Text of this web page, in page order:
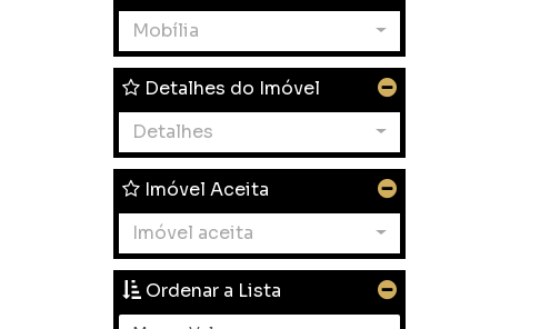
Mobília
Detalhes do Imóvel
Detalhes
Imóvel Aceita
Imóvel aceita
Ordenar a Lista